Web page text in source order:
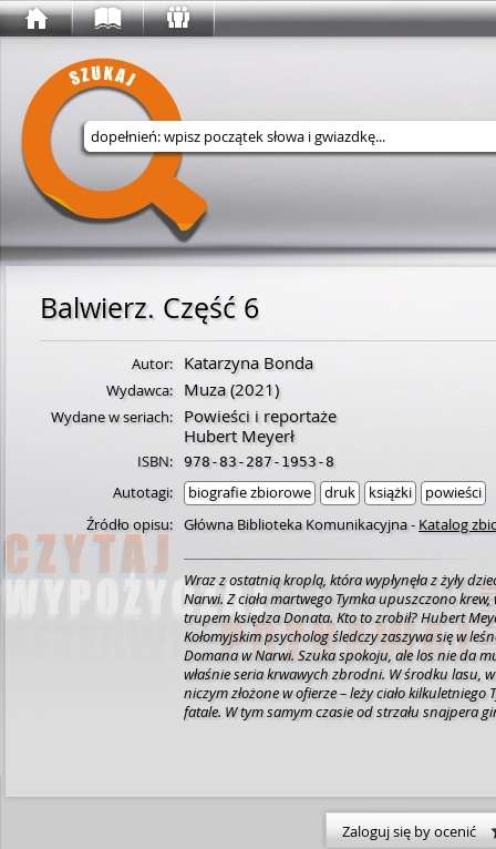
Wyszukaj w serwisie
Balwierz. Część 6
Autor: Katarzyna Bonda
Wydawca: Muza(2021)
Wydane w seriach:
Powieści i reportaże
Hubert Meyerł
ISBN: 978-83-287-1953-8
Autotagi: biografie zbiorowe druk książki
powieści
Źródło opisu: Główna Biblioteka Komunikacyjna- Katalog
Wraz z ostatnią kroplą, która wypłynęła z żyły
Narwi. Z ciała martwego Tymka upuszczono krew, w pobliżu torów snajper położył
trupem księdza Donata. Kto to zrobił? Hubert Meyer
Kołomyjskim psycholog śledczy zaszywa się w
Domana w Narwi. Szuka spokoju, ale los nie da
właśnie seria krwawych zbrodni. W środku lasu,
niczym złożone w ofierze – leży ciało kilkuletniego
fatale. W tym samym czasie od strzału snajpera
morderca i co go łączy z miejscowymi notablami?
Zaloguj się by ocenić